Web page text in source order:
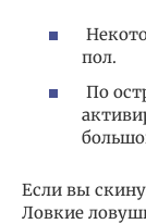
пол.
По
Если вы
Ловкие